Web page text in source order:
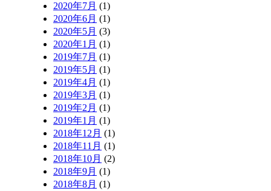
2020年7月 (1)
2020年6月 (1)
2020年5月 (3)
2020年1月 (1)
2019年7月 (1)
2019年5月 (1)
2019年4月 (1)
2019年3月 (1)
2019年2月 (1)
2019年1月 (1)
2018年12月 (1)
2018年11月 (1)
2018年10月 (2)
2018年9月 (1)
2018年8月 (1)